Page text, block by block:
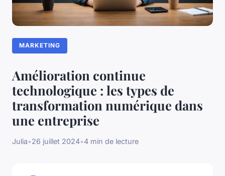
MARKETING
Amélioration continue
technologique : les types de
transformation numérique dans
une entreprise
Julia•26 juillet 2024•4 min de lecture